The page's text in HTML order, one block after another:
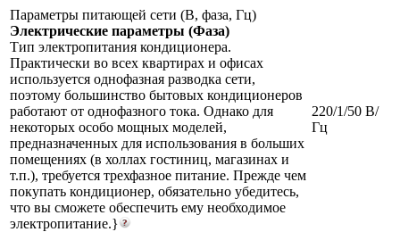
Параметры питающей сети (В, фаза, Гц)
Электрические параметры (Фаза)
Тип электропитания кондиционера.
Практически во всех квартирах и офисах
используется однофазная разводка сети,
поэтому большинство бытовых кондиционеров
работают от однофазного тока. Однако для
некоторых особо мощных моделей,
предназначенных для использования в больших
помещениях (в холлах гостиниц, магазинах и
т.п.), требуется трехфазное питание. Прежде чем
покупать кондиционер, обязательно убедитесь,
что вы сможете обеспечить ему необходимое
электропитание.}
220/1/50 В/
Гц